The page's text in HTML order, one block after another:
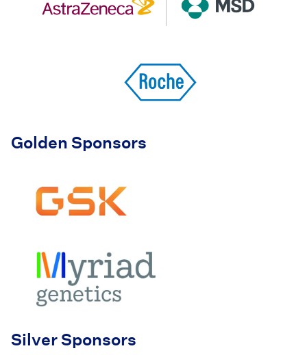
Golden Sponsors
Silver Sponsors